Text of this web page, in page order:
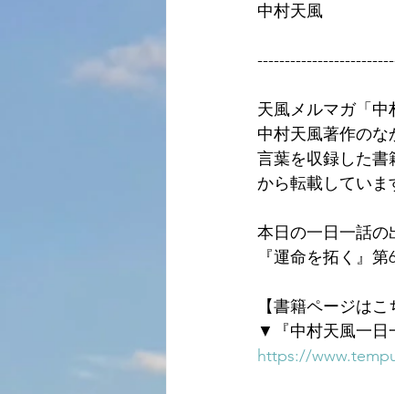
中村天風
天風メルマガ「
中村天風著作の
言葉を収録した書
から転載していま
本日の一日一話の
『運命を拓く』第
【書籍ページはこ
▼『中村天風一日
https://